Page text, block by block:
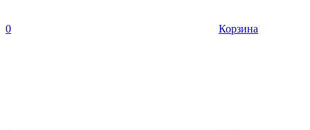
0 Корзина